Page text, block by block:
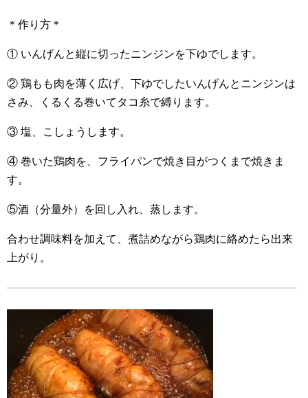
＊作り方＊
① いんげんと縦に切ったニンジンを下ゆでします。
② 鶏もも肉を薄く広げ、下ゆでしたいんげんとニンジンは
さみ、くるくる巻いてタコ糸で縛ります。
③ 塩、こしょうします。
④ 巻いた鶏肉を、フライパンで焼き目がつくまで焼きま
す。
⑤酒（分量外）を回し入れ、蒸します。
合わせ調味料を加えて、煮詰めながら鶏肉に絡めたら出来
上がり。